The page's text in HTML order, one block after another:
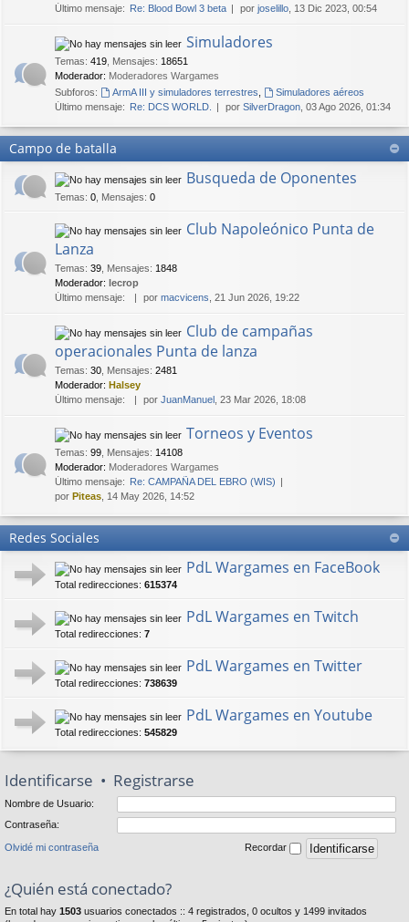
Último mensaje: Re: Blood Bowl 3 beta por joselillo , 13 Dic 2023, 00:54
Simuladores
Temas: 419 Mensajes: 18651
Moderador: Moderadores Wargames
Subforos:
ArmA III y simuladores terrestres
Simuladores aéreos
Último mensaje: Re: DCS WORLD. por SilverDragon , 03 Ago 2026, 01:34
Campo de batalla
Busqueda de Oponentes
Temas: 0 Mensajes: 0
Club Napoleónico Punta de
Lanza
Temas: 39 Mensajes: 1848
Moderador: lecrop
Último mensaje:
por macvicens , 21 Jun 2026, 19:22
Club de campañas
operacionales Punta de lanza
Temas: 30 Mensajes: 2481
Moderador: Halsey
Último mensaje:
por JuanManuel , 23 Mar 2026, 18:08
Torneos y Eventos
Temas: 99 Mensajes: 14108
Moderador: Moderadores Wargames
Último mensaje: Re: CAMPAÑA DEL EBRO (WIS)
por Piteas , 14 May 2026, 14:52
Redes Sociales
PdL Wargames en FaceBook
Total redirecciones: 615374
PdL Wargames en Twitch
Total redirecciones: 7
PdL Wargames en Twitter
Total redirecciones: 738639
PdL Wargames en Youtube
Total redirecciones: 545829
Identificarse • Registrarse
Nombre de Usuario:
Contraseña:
Olvidé mi contraseña Recordar
¿Quién está conectado?
En total hay 1503 usuarios conectados :: 4 registrados, 0 ocultos y 1499 invitados